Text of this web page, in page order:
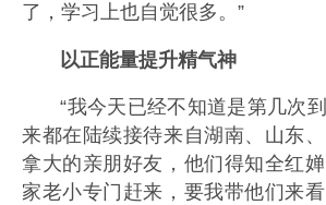
了，学习上也自觉很多。”
以正能量提升精气神
“我今天已经不知道是第几次
来都在陆续接待来自湖南、山东
拿大的亲朋好友，他们得知全红
家老小专门赶来，要我带他们来